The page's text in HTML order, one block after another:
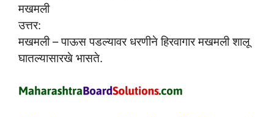
मखमली
उत्तर:
मखमली – पाऊस पडल्यावर धरणीने हिरवागार मखमली शालू
घातल्यासारखे भासते.